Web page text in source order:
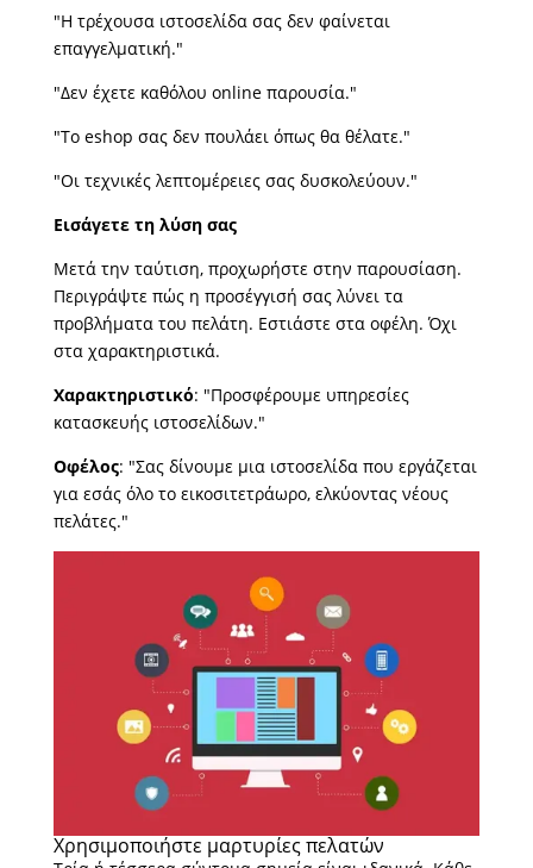
"Η τρέχουσα ιστοσελίδα σας δεν φαίνεται
επαγγελματική."
"Δεν έχετε καθόλου online παρουσία."
"Το eshop σας δεν πουλάει όπως θα θέλατε."
"Οι τεχνικές λεπτομέρειες σας δυσκολεύουν."
Εισάγετε τη λύση σας
Μετά την ταύτιση, προχωρήστε στην παρουσίαση.
Περιγράψτε πώς η προσέγγισή σας λύνει τα
προβλήματα του πελάτη. Εστιάστε στα οφέλη. Όχι
στα χαρακτηριστικά.
Χαρακτηριστικό: "Προσφέρουμε υπηρεσίες
κατασκευής ιστοσελίδων."
Οφέλος: "Σας δίνουμε μια ιστοσελίδα που εργάζεται
για εσάς όλο το εικοσιτετράωρο, ελκύοντας νέους
πελάτες."
Χρησιμοποιήστε μαρτυρίες πελατών